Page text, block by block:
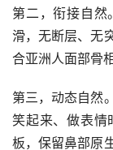
第二，衔接自
滑，无断层、无
合亚洲人面部骨
第三，动态自然
笑起来、做表情
板，保留鼻部原